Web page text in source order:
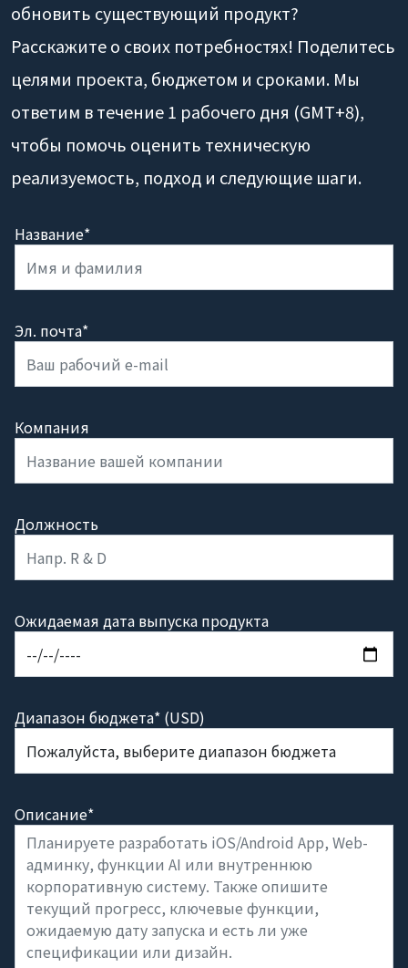
обновить существующий продукт?
Расскажите о своих потребностях! Поделитесь
целями проекта, бюджетом и сроками. Мы
ответим в течение 1 рабочего дня (GMT+8),
чтобы помочь оценить техническую
реализуемость, подход и следующие шаги.
Название*
Эл. почта*
Компания
Должность
Ожидаемая дата выпуска продукта
Диапазон бюджета* (USD)
Описание*